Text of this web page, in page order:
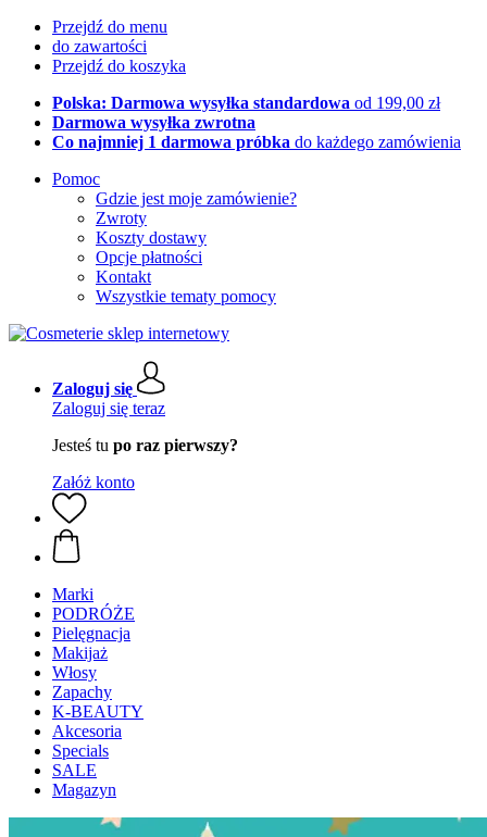
Przejdź do menu
do zawartości
Przejdź do koszyka
Polska: Darmowa wysyłka standardowa od 199,00 zł
Darmowa wysyłka zwrotna
Co najmniej 1 darmowa próbka do każdego zamówienia
Pomoc
Gdzie jest moje zamówienie?
Zwroty
Koszty dostawy
Opcje płatności
Kontakt
Wszystkie tematy pomocy
Zaloguj się
Zaloguj się teraz
Jesteś tu po raz pierwszy?
Załóż konto
Marki
PODRÓŻE
Pielęgnacja
Makijaż
Włosy
Zapachy
K-BEAUTY
Akcesoria
Specials
SALE
Magazyn